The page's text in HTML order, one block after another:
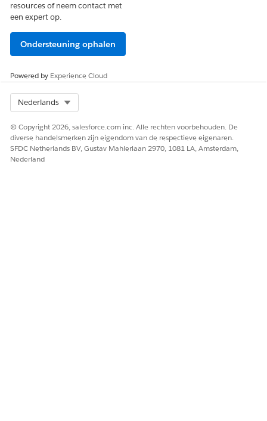
resources of neem contact met
een expert op.
Ondersteuning ophalen
Powered by Experience Cloud
Nederlands
© Copyright 2026, salesforce.com inc. Alle rechten voorbehouden. De
diverse handelsmerken zijn eigendom van de respectieve eigenaren.
SFDC Netherlands BV, Gustav Mahlerlaan 2970, 1081 LA, Amsterdam,
Nederland